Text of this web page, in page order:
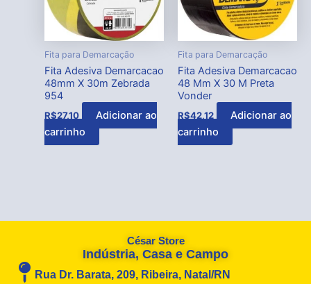
Fita para Demarcação
Fita Adesiva Demarcacao
48mm X 30m Zebrada
954
R$27,10
Adicionar ao
carrinho
Fita para Demarcação
Fita Adesiva Demarcacao
48 Mm X 30 M Preta
Vonder
R$42,12
Adicionar ao
carrinho
César Store
Indústria, Casa e Campo
Rua Dr. Barata, 209, Ribeira, Natal/RN